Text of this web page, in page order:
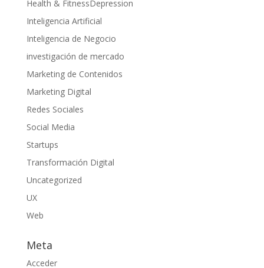
Health & FitnessDepression
Inteligencia Artificial
Inteligencia de Negocio
investigación de mercado
Marketing de Contenidos
Marketing Digital
Redes Sociales
Social Media
Startups
Transformación Digital
Uncategorized
UX
Web
Meta
Acceder